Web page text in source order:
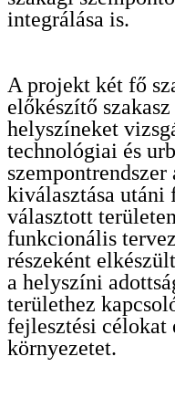
integrálása is.
A projekt két fő
előkészítő
helyszíneket
technológiai és
kiválasztása utáni
választott
funkcionális
részeként
a helyszíni
területhez
fejlesztési célokat
környezetet.